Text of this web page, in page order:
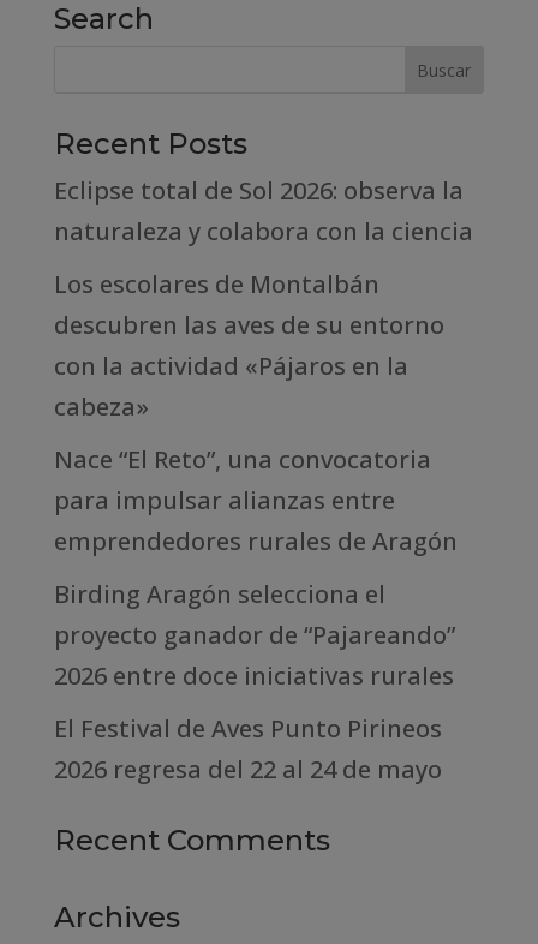
Search
Recent Posts
Eclipse total de Sol 2026: observa la
naturaleza y colabora con la ciencia
Los escolares de Montalbán
descubren las aves de su entorno
con la actividad «Pájaros en la
cabeza»
Nace “El Reto”, una convocatoria
para impulsar alianzas entre
emprendedores rurales de Aragón
Birding Aragón selecciona el
proyecto ganador de “Pajareando”
2026 entre doce iniciativas rurales
El Festival de Aves Punto Pirineos
2026 regresa del 22 al 24 de mayo
Recent Comments
Archives